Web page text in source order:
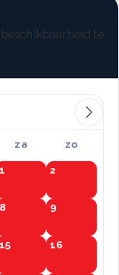
te
za zo
1 2
8 9
15 16